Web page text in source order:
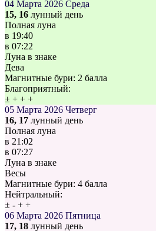
04 Марта 2026 Среда
15, 16 лунный день
Полная луна
в 19:40
в 07:22
Луна в знаке
Дева
Магнитные бури: 2 балла
Благоприятный:
± + + +
05 Марта 2026 Четверг
16, 17 лунный день
Полная луна
в 21:02
в 07:27
Луна в знаке
Весы
Магнитные бури: 4 балла
Нейтральный:
± - + +
06 Марта 2026 Пятница
17, 18 лунный день